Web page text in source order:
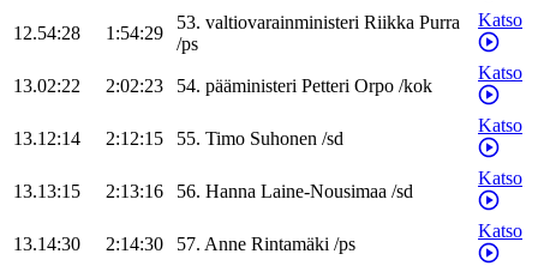
12.54:28 1:54:29
53. valtiovarainministeri Riikka Purra
/ps
Katso
13.02:22 2:02:23 54. pääministeri Petteri Orpo /kok
Katso
13.12:14 2:12:15 55. Timo Suhonen /sd
Katso
13.13:15 2:13:16 56. Hanna Laine-Nousimaa /sd
Katso
13.14:30 2:14:30 57. Anne Rintamäki /ps
Katso